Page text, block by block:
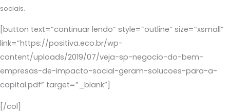
sociais.
[button text=”continuar lendo” style=”outline” size=”xsmall”
link=”https://positiva.eco.br/wp-
content/uploads/2019/07/veja-sp-negocio-do-bem-
empresas-de-impacto-social-geram-solucoes-para-a-
capital.pdf” target=”_blank”]
[/col]